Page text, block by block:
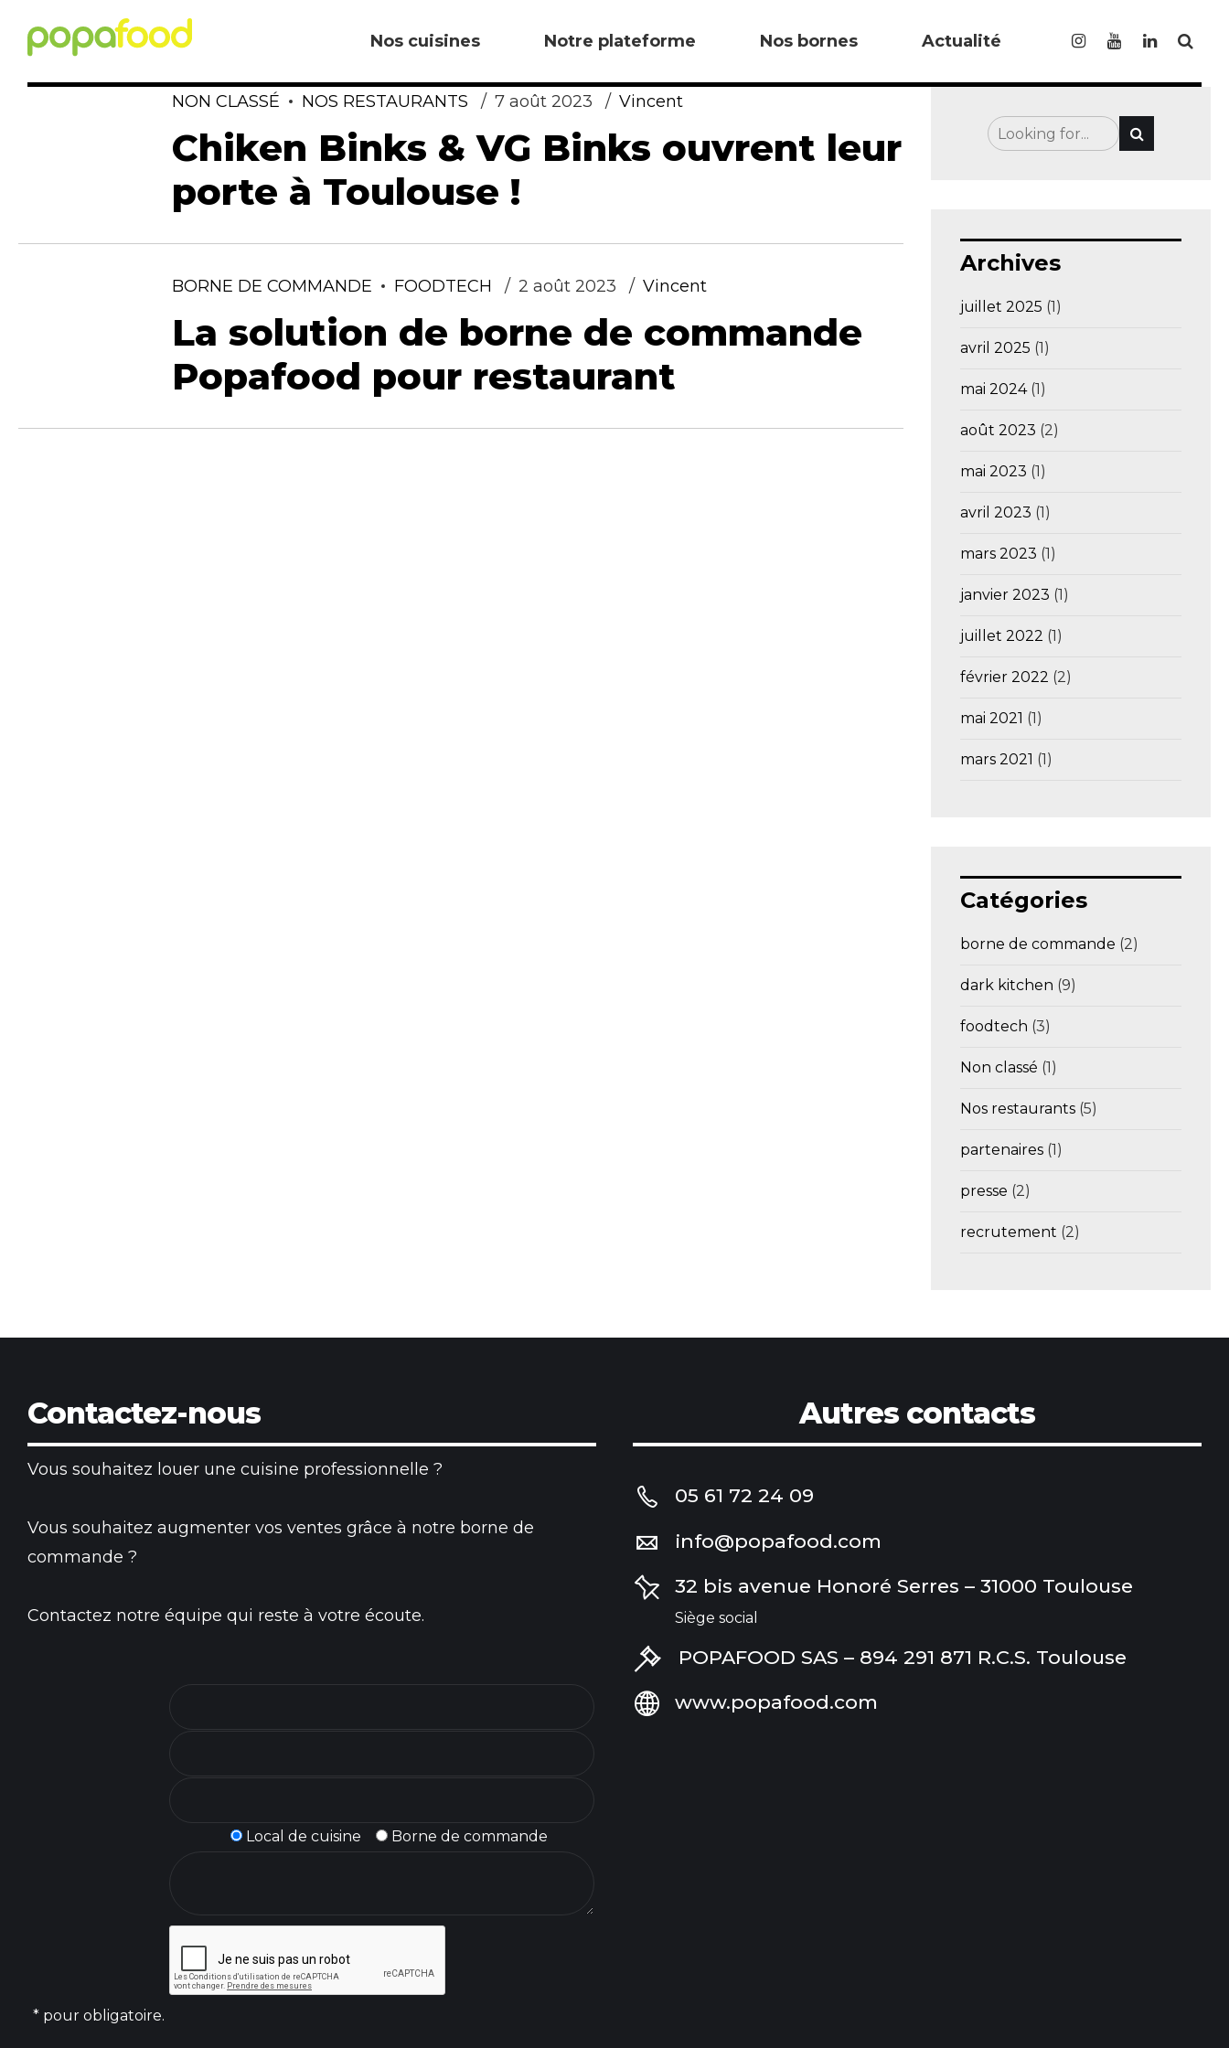
Nos cuisines Notre plateforme Nos bornes Actualité
NON CLASSÉ NOS RESTAURANTS 7 août 2023 Vincent
Chiken Binks & VG Binks ouvrent leur
porte à Toulouse !
BORNE DE COMMANDE FOODTECH 2 août 2023 Vincent
La solution de borne de commande
Popafood pour restaurant
Archives
juillet 2025 (1)
avril 2025 (1)
mai 2024(1)
août 2023 (2)
mai 2023 (1)
avril 2023 (1)
mars 2023 (1)
janvier 2023 (1)
juillet 2022 (1)
février 2022 (2)
mai 2021 (1)
mars 2021 (1)
Catégories
borne de commande (2)
dark kitchen (9)
foodtech (3)
Non classé (1)
Nos restaurants (5)
partenaires (1)
presse (2)
recrutement (2)
Contactez-nous
Vous souhaitez louer une cuisine professionnelle ?
Vous souhaitez augmenter vos ventes grâce à notre borne de
commande ?
Contactez notre équipe qui reste à votre écoute.
Local de cuisine Borne de commande
* pour obligatoire.
Autres contacts
05 61 72 24 09
info@popafood.com
32 bis avenue Honoré Serres – 31000 Toulouse
Siège social
POPAFOOD SAS – 894 291 871 R.C.S. Toulouse
www.popafood.com